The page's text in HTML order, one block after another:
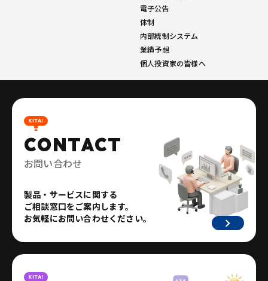
電子公告
体制
内部統制システム
業績予想
個人投資家の皆様へ
CONTACT
お問い合わせ
製品・サービスに関する
ご相談窓口をご案内します。
お気軽にお問い合わせください。